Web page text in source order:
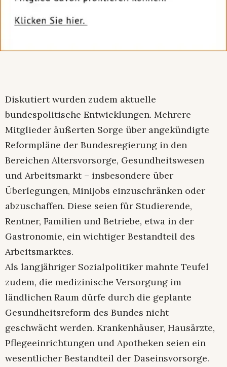
Diskutiert wurden zudem aktuelle
bundespolitische Entwicklungen. Mehrere
Mitglieder äußerten Sorge über angekündigte
Reformpläne der Bundesregierung in den
Bereichen Altersvorsorge, Gesundheitswesen
und Arbeitsmarkt – insbesondere über
Überlegungen, Minijobs einzuschränken oder
abzuschaffen. Diese seien für Studierende,
Rentner, Familien und Betriebe, etwa in der
Gastronomie, ein wichtiger Bestandteil des
Arbeitsmarktes.
Als langjähriger Sozialpolitiker mahnte Teufel
zudem, die medizinische Versorgung im
ländlichen Raum dürfe durch die geplante
Gesundheitsreform des Bundes nicht
geschwächt werden. Krankenhäuser, Hausärzte,
Pflegeeinrichtungen und Apotheken seien ein
wesentlicher Bestandteil der Daseinsvorsorge.